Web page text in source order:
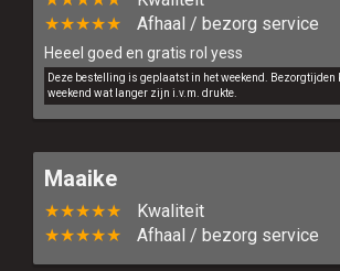
★★★★★
Afhaal / bezorg service
Heeel goed en gratis rol yess
Deze bestelling is geplaatst in het weekend. Bezorgtijden
weekend wat langer zijn i.v.m. drukte.
Maaike
★★★★★
Kwaliteit
★★★★★
Afhaal / bezorg service